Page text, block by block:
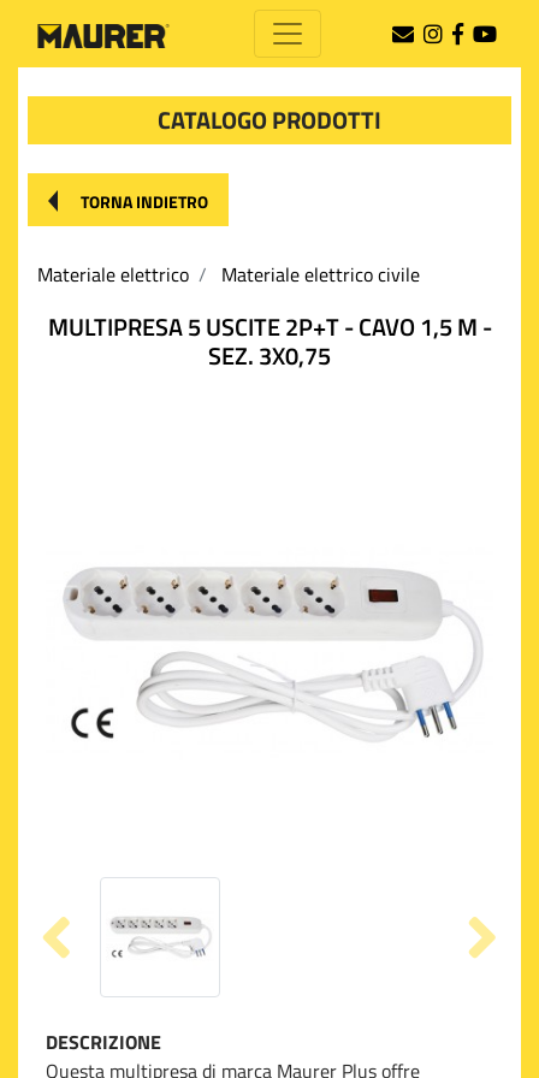
CATALOGO PRODOTTI
TORNA INDIETRO
Materiale elettrico Materiale elettrico civile
MULTIPRESA 5 USCITE 2P+T - CAVO 1,5 M -
SEZ. 3X0,75
DESCRIZIONE
Questa multipresa di marca Maurer Plus offre